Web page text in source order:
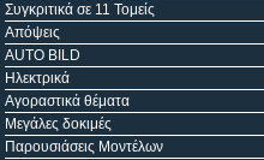
Συγκριτικά σε 11 Τομείς
Απόψεις
AUTO BILD
Ηλεκτρικά
Αγοραστικά θέματα
Μεγάλες δοκιμές
Παρουσιάσεις Μοντέλων